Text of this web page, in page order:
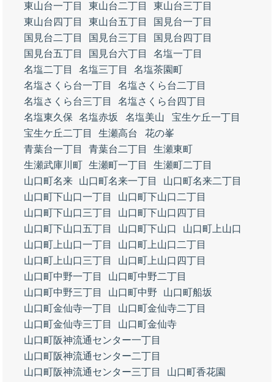
東山台一丁目
東山台二丁目
東山台三丁目
東山台四丁目
東山台五丁目
国見台一丁目
国見台二丁目
国見台三丁目
国見台四丁目
国見台五丁目
国見台六丁目
名塩一丁目
名塩二丁目
名塩三丁目
名塩茶園町
名塩さくら台一丁目
名塩さくら台二丁目
名塩さくら台三丁目
名塩さくら台四丁目
名塩東久保
名塩赤坂 名塩美山
宝生ケ丘一丁目
宝生ケ丘二丁目
生瀬高台
花の峯
青葉台一丁目
青葉台二丁目
生瀬東町
生瀬武庫川町 生瀬町一丁目
生瀬町二丁目
山口町名来
山口町名来一丁目
山口町名来二丁目
山口町下山口一丁目
山口町下山口二丁目
山口町下山口三丁目
山口町下山口四丁目
山口町下山口五丁目
山口町下山口
山口町上山口
山口町上山口一丁目
山口町上山口二丁目
山口町上山口三丁目
山口町上山口四丁目
山口町中野一丁目
山口町中野二丁目
山口町中野三丁目
山口町中野
山口町船坂
山口町金仙寺一丁目
山口町金仙寺二丁目
山口町金仙寺三丁目
山口町金仙寺
山口町阪神流通センター一丁目
山口町阪神流通センター二丁目
山口町阪神流通センター三丁目
山口町香花園